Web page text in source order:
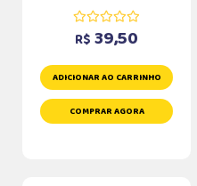
R$ 39,50
ADICIONAR AO CARRINHO
COMPRAR AGORA